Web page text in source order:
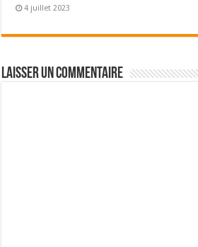
4 juillet 2023
Laisser un commentaire